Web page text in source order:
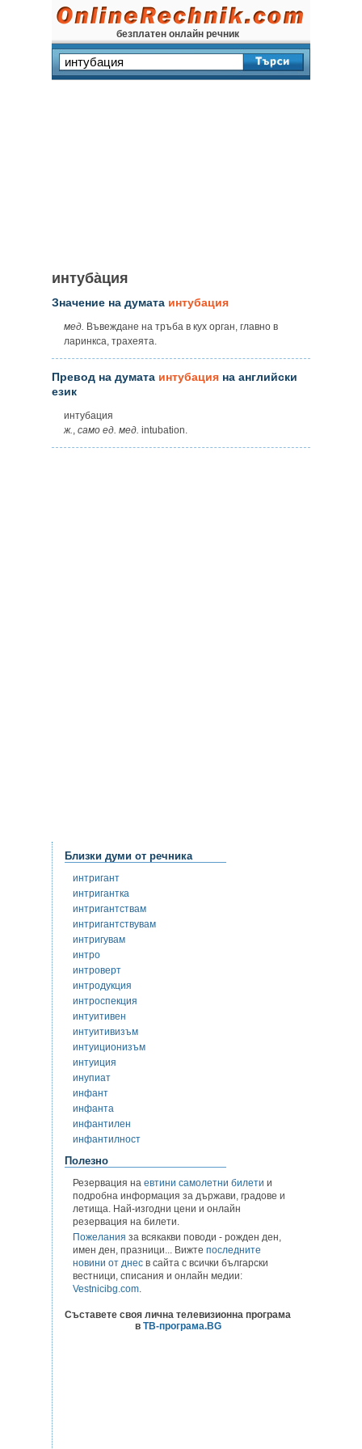
безплатен онлайн речник
интуба̀ция
Значение на думата интубация
мед. Въвеждане на тръба в кух орган, главно в
ларинкса, трахеята.
Превод на думата интубация на английски
език
интубация
ж. само ед. мед. intubation.
Близки думи от речника
интригант
интригантка
интригантствам
интригантствувам
интригувам
интро
интроверт
интродукция
интроспекция
интуитивен
интуитивизъм
интуиционизъм
интуиция
инупиат
инфант
инфанта
инфантилен
инфантилност
Полезно
Резервация на евтини самолетни билети и
подробна информация за държави, градове и
летища. Най-изгодни цени и онлайн
резервация на билети.
Пожелания за всякакви поводи - рожден ден,
имен ден, празници... Вижте последните
новини от днес в сайта с всички български
вестници, списания и онлайн медии:
Vestnicibg.com.
Съставете своя лична телевизионна програма
в ТВ-програма.BG